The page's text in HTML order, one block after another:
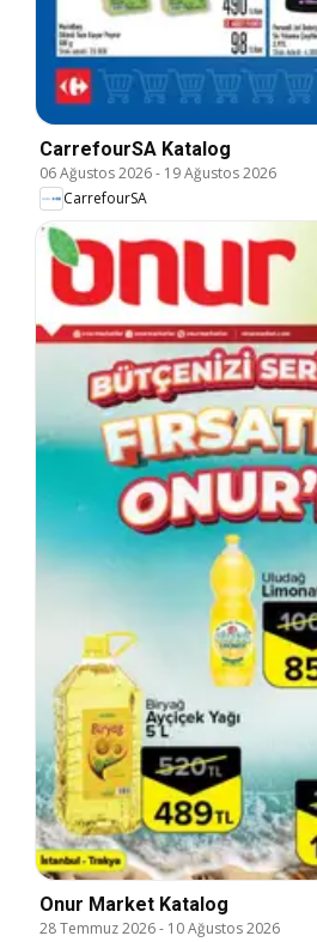
CarrefourSA Katalog
06 Ağustos 2026- 19 Ağustos 2026
CarrefourSA
Onur Market Katalog
28 Temmuz 2026- 10 Ağustos 2026